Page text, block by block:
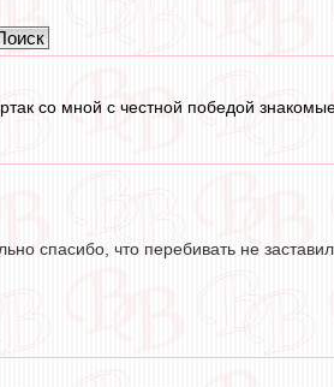
со мной с честной победой
спасибо, что перебивать не